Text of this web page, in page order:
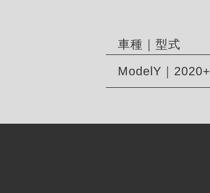
車種｜型式
ModelY｜2020+